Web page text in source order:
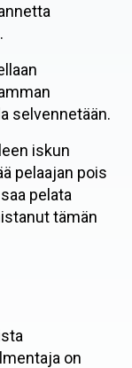
selvennetään.
iskun
pelaajan pois
pelata
tämän
on